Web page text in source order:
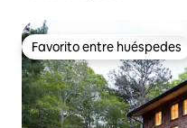
Favorito entre huéspedes
Favorito entre huéspedes